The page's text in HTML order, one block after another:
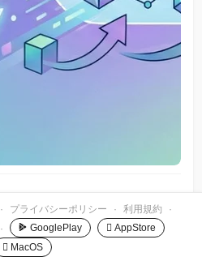
· プライバシーポリシー · 利用規約
·
· GooglePlay
 AppStore
 MacOS